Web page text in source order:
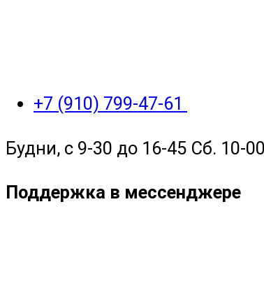
+7 (910) 799-47-61
Будни, с 9-30 до 16-45 Сб. 10-
Поддержка в мессенджере